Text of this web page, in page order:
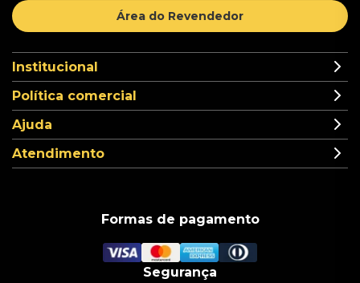
Área do Revendedor
Institucional
Política comercial
Ajuda
Atendimento
Formas de pagamento
Segurança